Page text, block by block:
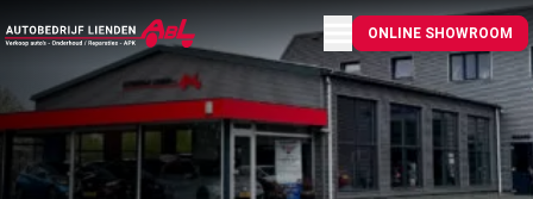
Menu openen
ONLINE SHOWROOM